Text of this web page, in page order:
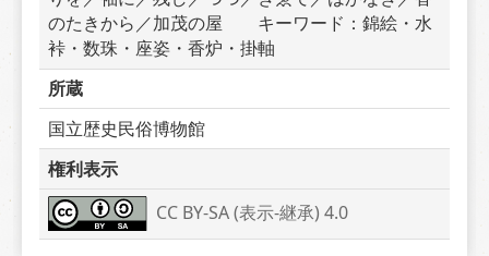
のたきから／加茂の屋　　キーワード：錦絵・水
裃・数珠・座姿・香炉・掛軸
所蔵
国立歴史民俗博物館
権利表示
CC BY-SA (表示-継承) 4.0